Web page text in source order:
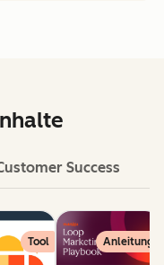
Success
Tool Anleitung